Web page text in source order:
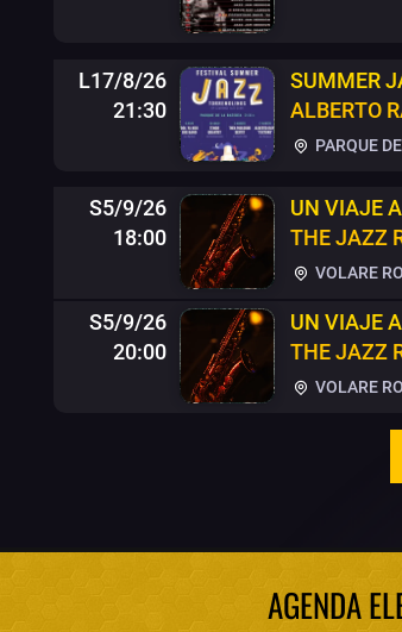
L17/8/26
21:30
SUMMER
ALBERTO
PARQUE
S5/9/26
18:00
UN VIAJE
THE JAZZ
VOLARE
S5/9/26
20:00
UN VIAJE
THE JAZZ
VOLARE
AGENDA